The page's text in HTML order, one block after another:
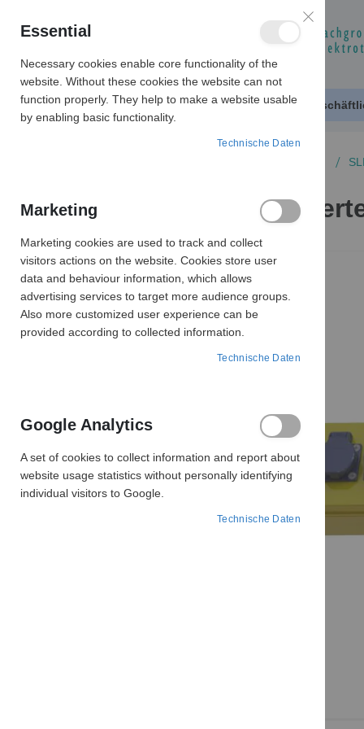
Produktkatalog
SLK/6 Steckdosen-
Zum
Ende
der
Bildergalerie
springen
Essential
Necessary cookies enable core functionality of the
website. Without these cookies the website can not
function properly. They help to make a website usable
by enabling basic functionality.
Technische Daten
Marketing
Marketing cookies are used to track and collect
visitors actions on the website. Cookies store user
data and behaviour information, which allows
advertising services to target more audience groups.
Also more customized user experience can be
provided according to collected information.
Technische Daten
Google Analytics
A set of cookies to collect information and report about
website usage statistics without personally identifying
individual visitors to Google.
Technische Daten